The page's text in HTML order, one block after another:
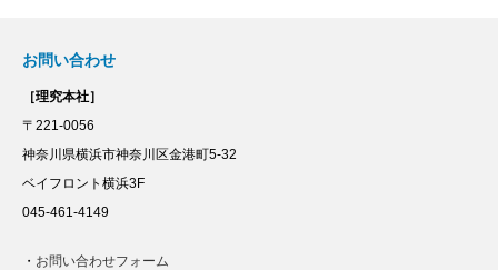
お問い合わせ
［理究本社］
〒221-0056
神奈川県横浜市神奈川区金港町5-32
ベイフロント横浜3F
045-461-4149
・ お問い合わせフォーム